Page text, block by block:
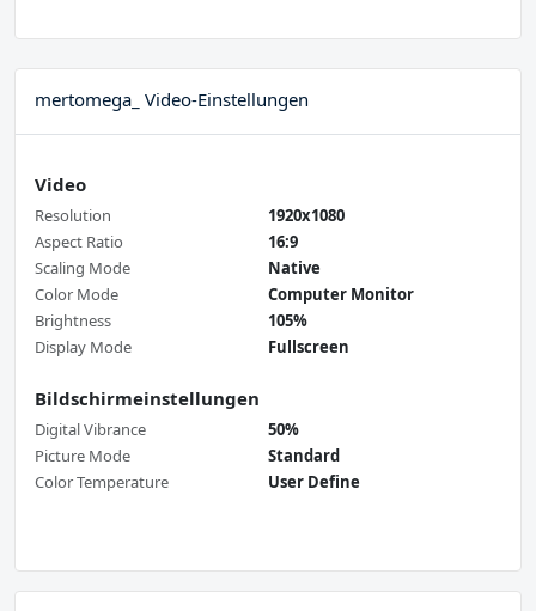
mertomega_ Video-Einstellungen
Video
Resolution
1920x1080
Aspect Ratio
16:9
Scaling Mode
Native
Color Mode
Computer Monitor
Brightness
105%
Display Mode
Fullscreen
Bildschirmeinstellungen
Digital Vibrance
50%
Picture Mode
Standard
Color Temperature
User Define